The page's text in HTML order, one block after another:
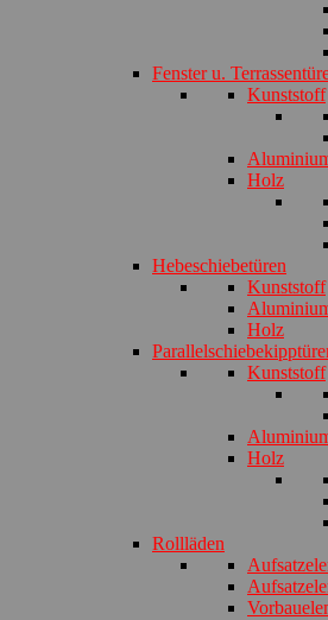
Fenster u.
Kunststoff
Holz
Hebeschiebetüren
Kunststoff
Holz
Kunststoff
Holz
Rollläden